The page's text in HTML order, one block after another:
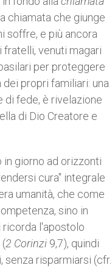
chiamata che giunge
soffre, e più ancora
venuti magari
per proteggere
propri familiari: una
di fede, è rivelazione
di Dio Creatore e
in giorno ad orizzonti
cura" integrale
umanità, che come
sino in
ricorda l'apostolo
(2 Corinzi 9,7), quindi
senza risparmiarsi (cfr.